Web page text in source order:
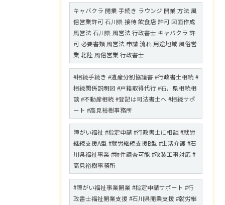
キャバクラ 開業 手続き ラウンジ 開業 方法 風
俗営業許可 石川県 接待 飲食店 許可 図面作成
風営法 石川県 風営法 行政書士 キャバクラ 許
可 必要書類 風営法 申請 流れ 用途地域 風俗営
業 北陸 風俗営業 行政書士
#相続手続き #遺産分割協議書 #行政書士相続 #
相続関係説明図 #戸籍取得代行 #石川県相続相
談 #不動産相続 #登記は司法書士へ #相続サポ
ート #高見裕樹事務所
障がい福祉 #指定申請 #行政書士に相談 #就労
継続支援A型 #就労継続支援B型 #生活介護 #石
川県福祉事業 #物件調査可能 #改装工事対応 #
高見裕樹事務所
#障がい福祉事業開業 #指定申請サポート #行
政書士福祉開業支援 #石川県開業支援 #就労継